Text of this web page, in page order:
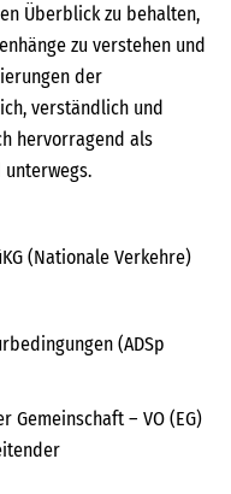
Überblick zu behalten,
zu verstehen und
der
verständlich und
hervorragend als
unterwegs.
(Nationale Verkehre)
(ADSp
– VO (EG)